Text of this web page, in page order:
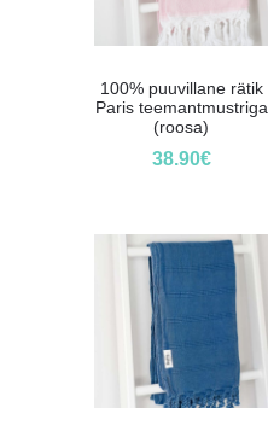
100% puuvillane rätik
Paris teemantmustriga
(roosa)
38.90€